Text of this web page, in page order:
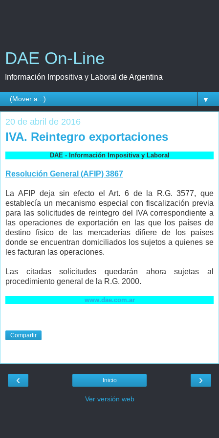
DAE On-Line
Información Impositiva y Laboral de Argentina
▼
20 de abril de 2016
IVA. Reintegro exportaciones
DAE - Información Impositiva y Laboral
Resolución General (AFIP) 3867
La AFIP deja sin efecto el Art. 6 de la R.G. 3577, que
establecía un mecanismo especial con fiscalización previa
para las solicitudes de reintegro del IVA correspondiente a
las operaciones de exportación en las que los países de
destino físico de las mercaderías difiere de los países
donde se encuentran domiciliados los sujetos a quienes se
les facturan las operaciones.
Las citadas solicitudes quedarán ahora sujetas al
procedimiento general de la R.G. 2000.
www.dae.com.ar
Compartir
‹ ›
Inicio
Ver versión web